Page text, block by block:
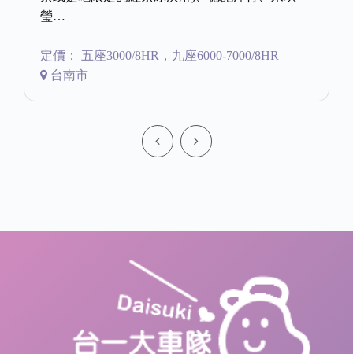
瑩…
定價： 五座3000/8HR，九座6000-7000/8HR
台南市